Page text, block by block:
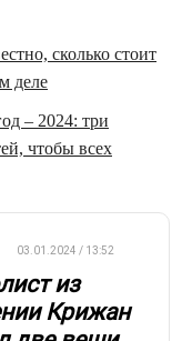
сколько стоит
деле
– 2024: три
чтобы всех
03.01.2024 / 13:52
из
Крижан